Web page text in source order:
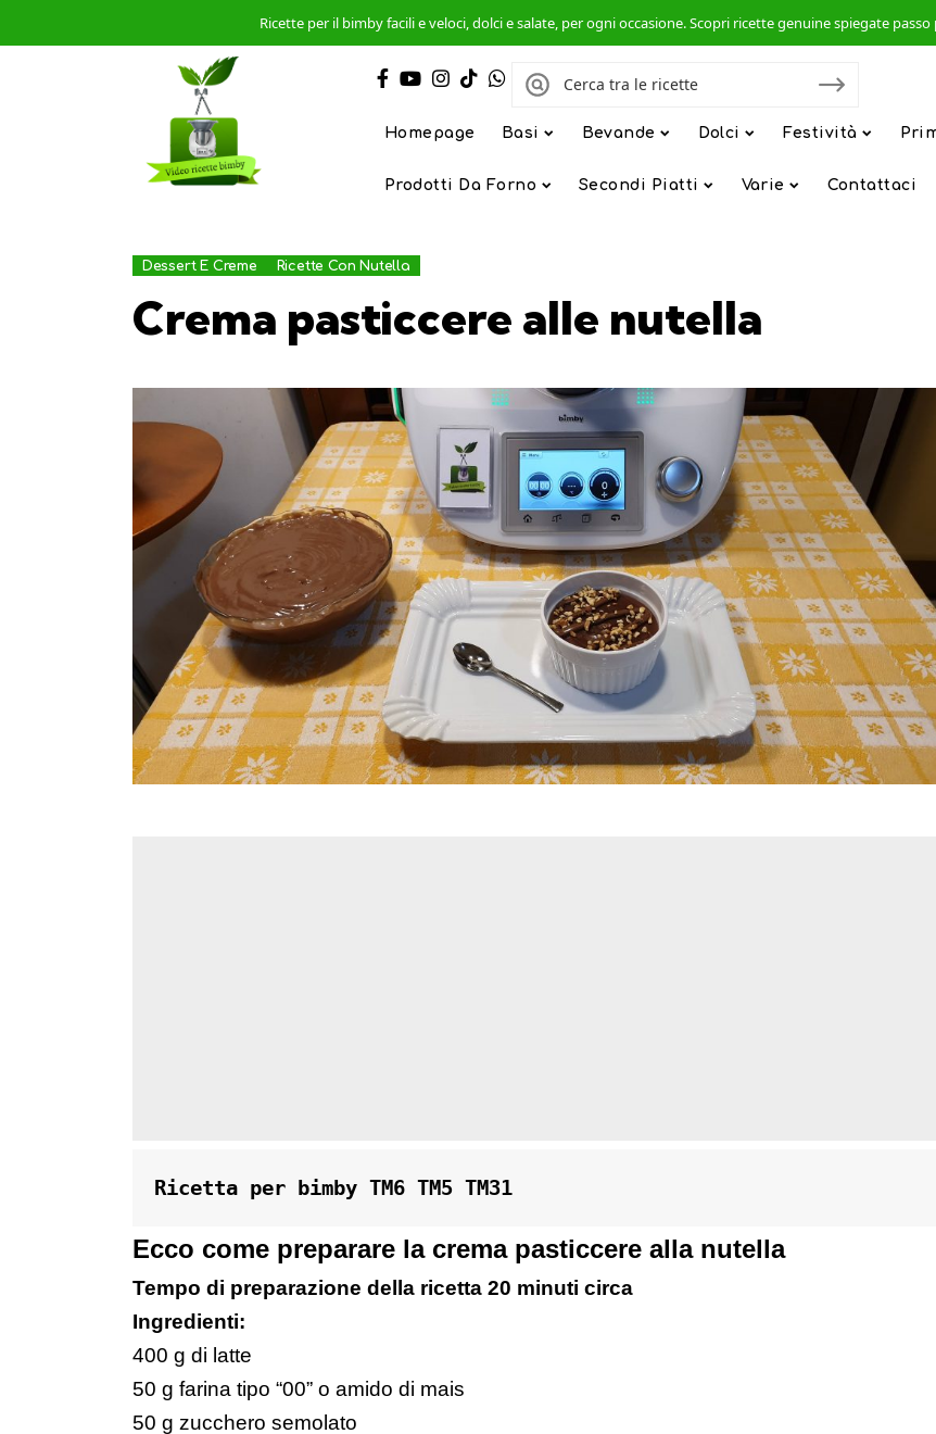
Ricette per il bimby facili e veloci, dolci e salate, per ogni occasione. Scopri ricette genuine spiegate
Homepage Basi Bevande Dolci Festività
Prodotti Da Forno Secondi Piatti Varie Contattaci
Dessert E Creme Ricette Con Nutella
Crema pasticcere alle nutella
Ricetta per bimby TM6 TM5 TM31
Ecco come preparare la crema pasticcere alla nutella
Tempo di preparazione della ricetta 20 minuti circa
Ingredienti:
400 g di latte
50 g farina tipo “00” o amido di mais
50 g zucchero semolato